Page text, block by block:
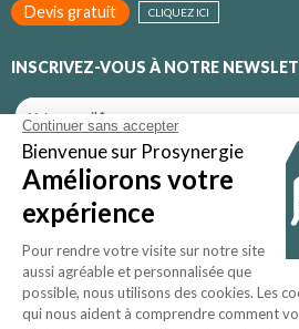
Devis gratuit
CLIQUEZ ICI
INSCRIVEZ-VOUS À NOTRE
Inscrivez-vous pour recevoir toutes nos
actualités
Qui sommes-nous
CGV